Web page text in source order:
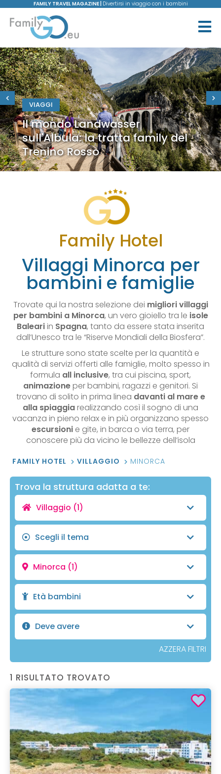
FAMILY TRAVEL MAGAZINE | Divertirsi in viaggio con i bambini
VIAGGI
Il mondo Landwasser
sull'Albula: la tratta family del
Trenino Rosso
Family Hotel
Villaggi Minorca per
bambini e famiglie
Trovate qui la nostra selezione dei migliori villaggi
per bambini a Minorca, un vero gioiello tra le isole
Baleariin Spagna, tanto da essere stata inserita
dall’Unesco tra le “Riserve Mondiali della Biosfera”.
Le strutture sono state scelte per la quantità e
qualità di servizi offerti alle famiglie, molto spesso in
formula all inclusive, tra cui piscina, sport,
animazioneper bambini, ragazzi e genitori. Si
trovano di solito in prima linea davanti al mare e
alla spiaggiarealizzando così il sogno di una
vacanza in pieno relax e in più organizzano spesso
escursioni e gite, in barca o via terra, per
conoscere più da vicino le bellezze dell’isola
FAMILY HOTEL VILLAGGIO MINORCA
Trova la struttura adatta a te:
Villaggio (1)
Scegli il tema
Minorca (1)
Età bambini
Deve avere
AZZERA FILTRI
1 RISULTATO TROVATO